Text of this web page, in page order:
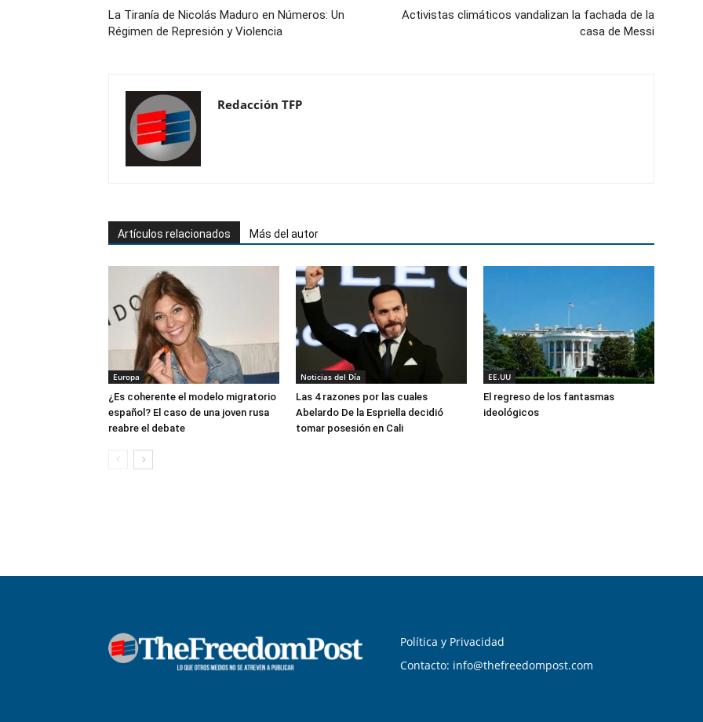
La Tiranía de Nicolás Maduro en Números: Un
Régimen de Represión y Violencia
Activistas climáticos vandalizan la fachada de la
casa de Messi
Redacción TFP
Artículos relacionados Más del autor
Europa
¿Es coherente el modelo migratorio
español? El caso de una joven rusa
reabre el debate
Noticias del Día
Las 4 razones por las cuales
Abelardo De la Espriella decidió
tomar posesión en Cali
EE.UU
El regreso de los fantasmas
ideológicos
Política y Privacidad
Contacto: info@thefreedompost.com